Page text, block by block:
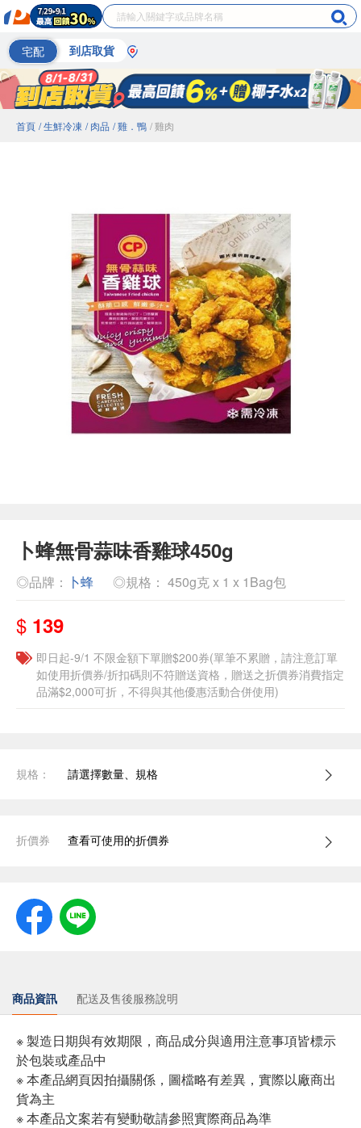
宅配 到店取貨
首頁 / 生鮮冷凍 / 肉品 / 雞．鴨 / 雞肉
卜蜂無骨蒜味香雞球450g
◎品牌： 卜蜂 ◎規格： 450g克 x 1 x 1Bag包
$ 139
即日起-9/1 不限金額下單贈$200券(單筆不累贈，請注意訂單
如使用折價券/折扣碼則不符贈送資格，贈送之折價券消費指定
品滿$2,000可折，不得與其他優惠活動合併使用)
規格： 請選擇數量、規格
折價券 查看可使用的折價券
商品資訊 配送及售後服務說明
※ 製造日期與有效期限，商品成分與適用注意事項皆標示
於包裝或產品中
※ 本產品網頁因拍攝關係，圖檔略有差異，實際以廠商出
貨為主
※ 本產品文案若有變動敬請參照實際商品為準